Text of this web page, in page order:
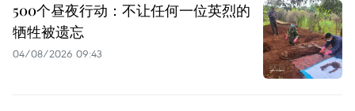
500个昼夜行动：不让任何一位英烈的
牺牲被遗忘
04/08/2026 09:43